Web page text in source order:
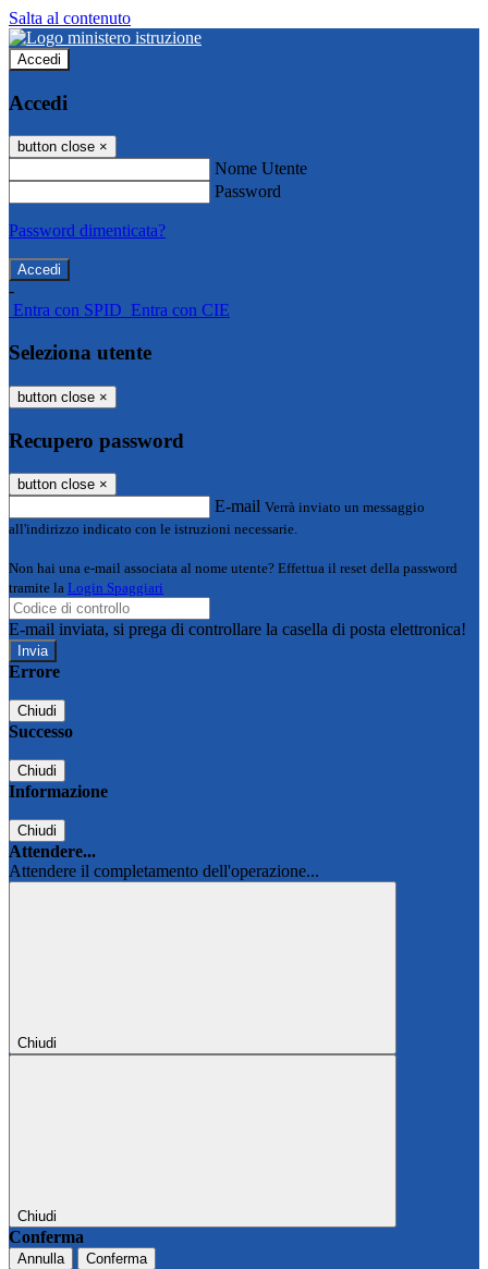
Salta al contenuto
Accedi
Accedi
button close ×
Nome Utente
Password
Password dimenticata?
-
Entra con SPID Entra con CIE
Seleziona utente
button close ×
Recupero password
button close ×
E-mail Verrà inviato un messaggio
all'indirizzo indicato con le istruzioni necessarie.
Non hai una e-mail associata al nome utente? Effettua il reset della password
tramite la Login Spaggiari
E-mail inviata, si prega di controllare la casella di posta elettronica!
Errore
Chiudi
Successo
Chiudi
Informazione
Chiudi
Attendere...
Attendere il completamento dell'operazione...
Chiudi
Chiudi
Conferma
Annulla Conferma